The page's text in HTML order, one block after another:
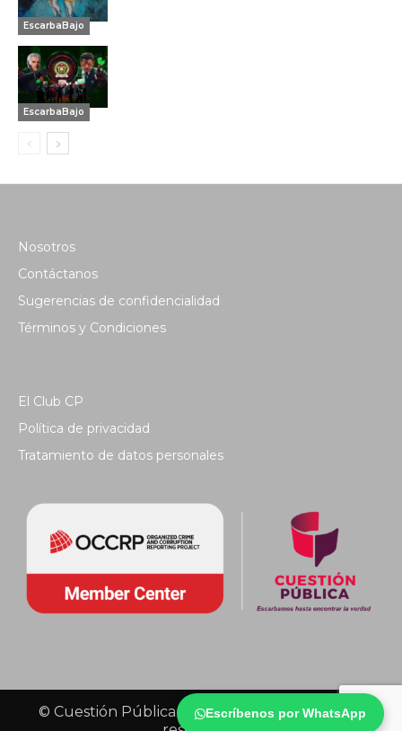
Escríbenos por WhatsApp
EscarbaBajo
EscarbaBajo
Nosotros
Contáctanos
Sugerencias de confidencialidad
Términos y Condiciones
El Club CP
Política de privacidad
Tratamiento de datos personales
© Cuestión Pública 2018 - Todos los derechos